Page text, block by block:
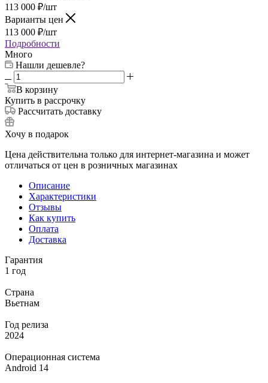
113 000 ₽/шт
Варианты цен
113 000 ₽/шт
Подробности
Много
Нашли дешевле?
В корзину
Купить в рассрочку
Рассчитать доставку
Хочу в подарок
Цена действительна только для интернет-магазина и может
отличаться от цен в розничных магазинах
Описание
Характеристики
Отзывы
Как купить
Оплата
Доставка
Гарантия
1 год
Страна
Вьетнам
Год релиза
2024
Операционная система
Android 14